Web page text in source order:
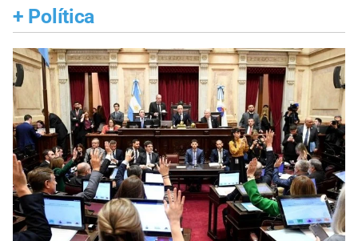
+ Política